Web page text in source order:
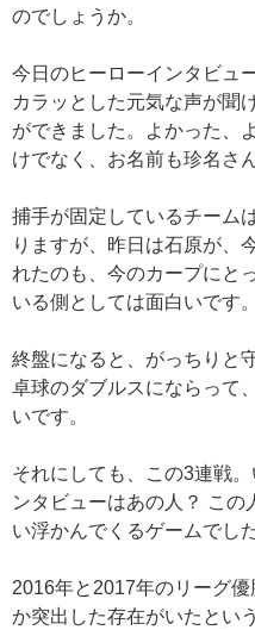
のでしょうか。
今日のヒーローインタビュ
カラッとした元気な声が聞
ができました。よかった、
けでなく、お名前も珍名さ
捕手が固定しているチー
りますが、昨日は石原が、
れたのも、今のカープにと
いる側としては面白いです。
終盤になると、がっちりと
卓球のダブルスにならって、
いです。
それにしても、この3連戦
ンタビューはあの人？ この
い浮かんでくるゲームでした
2016年と2017年のリーグ
か突出した存在がいたとい